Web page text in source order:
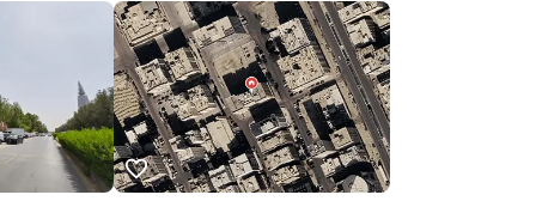
تفاصيل العقار
نوع الإعلان
للإيجار
استخدام العقار
تجاري
نوع العقار
معرض